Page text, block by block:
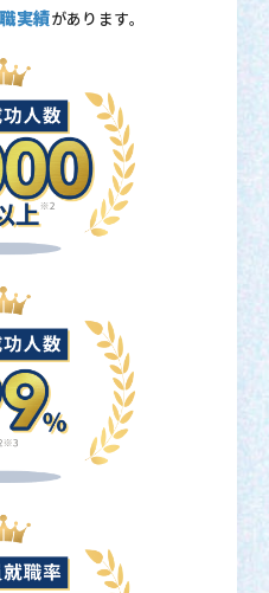
実績があります。